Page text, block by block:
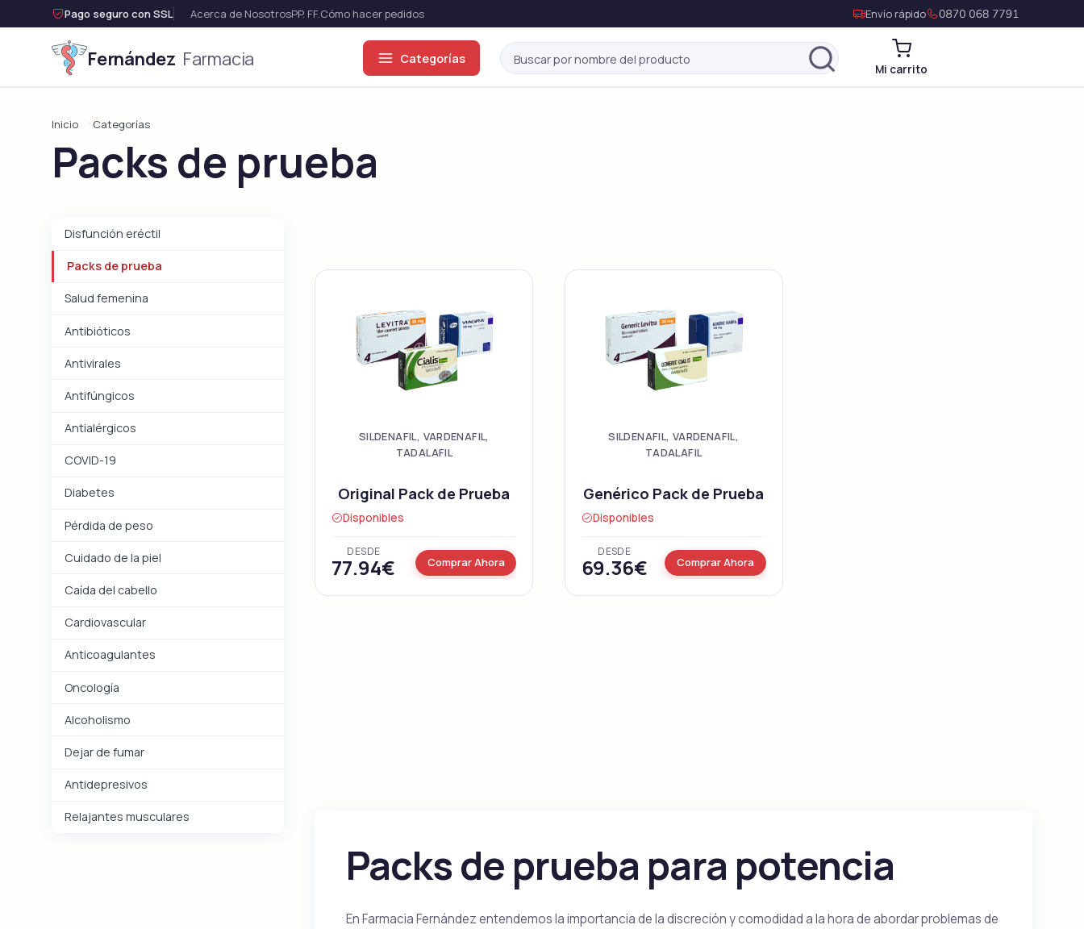
Pago seguro con SSL Acerca de NosotrosPP. FF.Cómo hacer pedidos Envío rápido
Fernández Farmacia Categorías
Ver todos →
Sildenafil Tadalafil
Kamagra Avana
Tadalafil Vardenafil
Fildena Super Active
Sildenafil
Cialis Super Active
Tadalafil
Kamagra Fizz
Sildenafil Sildenafil
Viagra Oral Jelly
Sildenafil
Mi carrito
Inicio Categorías
Packs de prueba
Disfunción eréctil
Packs de prueba
Salud femenina
Antibióticos
Antivirales
Antifúngicos
Antialérgicos
COVID-19
Diabetes
Pérdida de peso
Cuidado de la piel
Caída del cabello
Cardiovascular
Anticoagulantes
Oncología
Alcoholismo
Dejar de fumar
Antidepresivos
Relajantes musculares
SILDENAFIL, VARDENAFIL,
TADALAFIL
Original Pack de Prueba
Disponibles
DESDE
77.94€ Comprar Ahora
SILDENAFIL, VARDENAFIL,
TADALAFIL
Genérico Pack de Prueba
Disponibles
DESDE
69.36€ Comprar Ahora
Packs de prueba para potencia
En Farmacia Fernández entendemos la importancia de la discreción y comodidad a la hora de abordar problemas de